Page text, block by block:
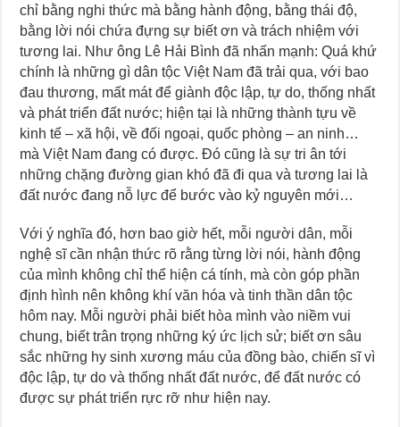
chỉ bằng nghi thức mà bằng hành động, bằng thái độ,
bằng lời nói chứa đựng sự biết ơn và trách nhiệm với
tương lai. Như ông Lê Hải Bình đã nhấn mạnh: Quá khứ
chính là những gì dân tộc Việt Nam đã trải qua, với bao
đau thương, mất mát để giành độc lập, tự do, thống nhất
và phát triển đất nước; hiện tại là những thành tựu về
kinh tế – xã hội, về đối ngoại, quốc phòng – an ninh…
mà Việt Nam đang có được. Đó cũng là sự tri ân tới
những chặng đường gian khó đã đi qua và tương lai là
đất nước đang nỗ lực để bước vào kỷ nguyên mới…
Với ý nghĩa đó, hơn bao giờ hết, mỗi người dân, mỗi
nghệ sĩ cần nhận thức rõ rằng từng lời nói, hành động
của mình không chỉ thể hiện cá tính, mà còn góp phần
định hình nên không khí văn hóa và tinh thần dân tộc
hôm nay. Mỗi người phải biết hòa mình vào niềm vui
chung, biết trân trọng những ký ức lịch sử; biết ơn sâu
sắc những hy sinh xương máu của đồng bào, chiến sĩ vì
độc lập, tự do và thống nhất đất nước, để đất nước có
được sự phát triển rực rỡ như hiện nay.